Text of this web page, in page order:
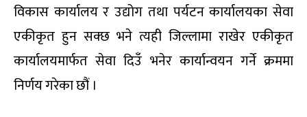
विकास कार्यालय र उद्योग तथा पर्यटन कार्यालयका सेवा
एकीकृत हुन सक्छ भने त्यही जिल्लामा राखेर एकीकृत
कार्यालयमार्फत सेवा दिउँ भनेर कार्यान्वयन गर्ने क्रममा
निर्णय गरेका छौं ।